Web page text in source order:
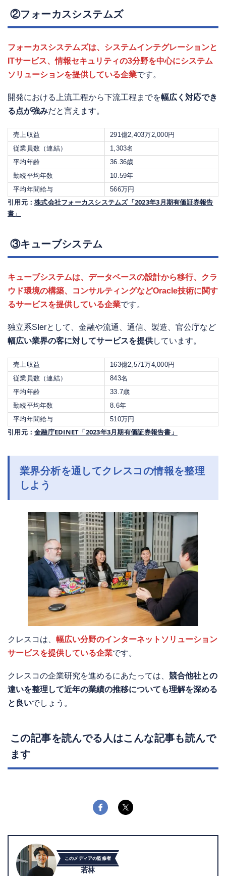
②フォーカスシステムズ
フォーカスシステムズは、 システムインテグレーションと
ITサービス、情報セキュリティの3分野を中心にシステム
ソリューションを提供している企業です。
開発における上流工程から下流工程までを幅広く対応でき
る点が強みだと言えます。
売上収益
291億2,403万2,000円
従業員数（連結）
1,303名
平均年齢
36.36歳
勤続平均年数
10.59年
平均年間給与
566万円
引用元：株式会社フォーカスシステムズ「2023年3月期有価証券報告
書」
③キューブシステム
キューブシステムは、 データベースの設計から移行、クラ
ウド環境の構築、コンサルティングなどOracle技術に関す
るサービスを提供している企業です。
独立系SIerとして、金融や流通、通信、製造、官公庁など
幅広い業界の客に対してサービスを提供しています。
売上収益
163億2,571万4,000円
従業員数（連結）
843名
平均年齢
33.7歳
勤続平均年数
8.6年
平均年間給与
510万円
引用元：金融庁EDINET「2023年3月期有価証券報告書」
業界分析を通してクレスコの情報を整理
しよう
クレスコは、 幅広い分野のインターネットソリューション
サービスを提供している企業です。
クレスコの企業研究を進めるにあたっては、 競合他社との
違いを整理して近年の業績の推移についても理解を深める
と良いでしょう。
この記事を読んでる人はこんな記事も読んで
ます
このメディアの監修者
若林